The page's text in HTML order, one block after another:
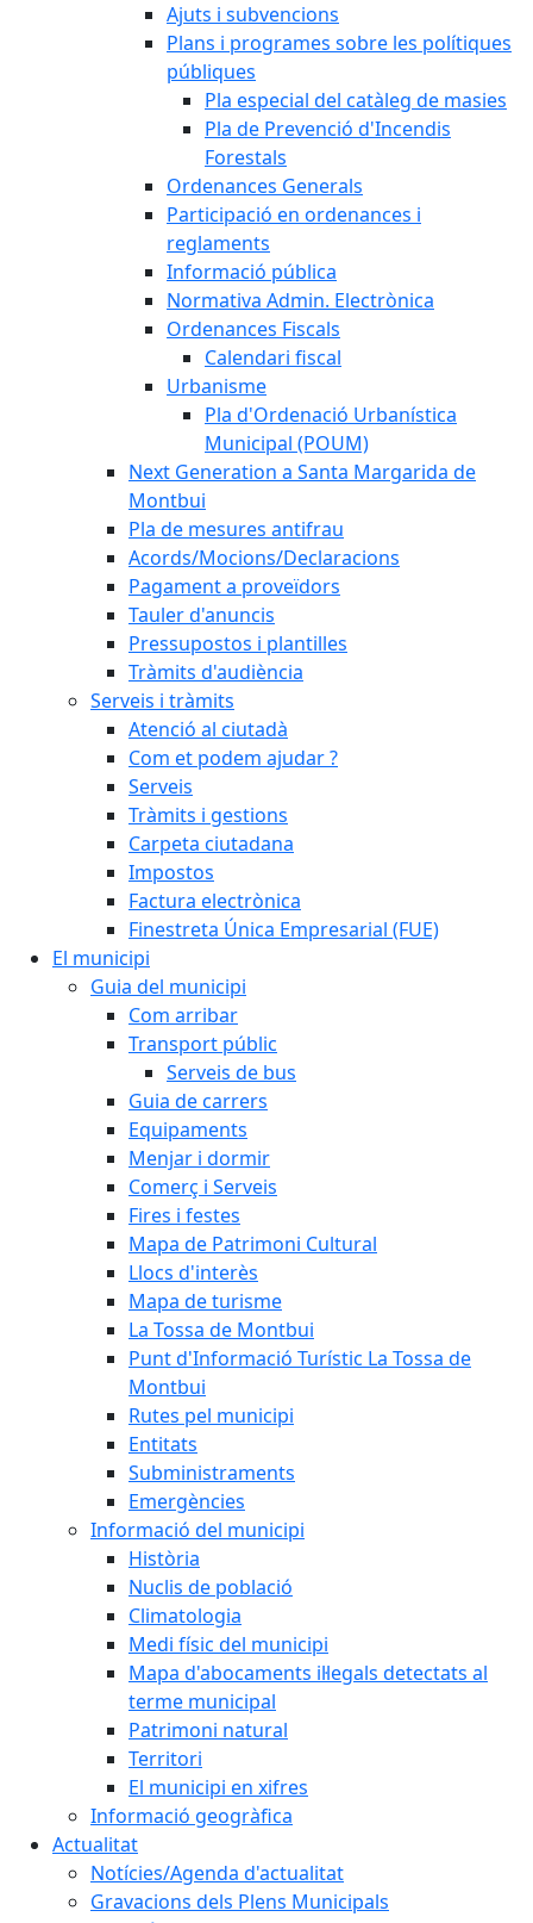
Ajuts i subvencions
Plans i programes sobre les polítiques
públiques
Pla especial del catàleg de masies
Pla de Prevenció d'Incendis
Forestals
Ordenances Generals
Participació en ordenances i
reglaments
Informació pública
Normativa Admin. Electrònica
Ordenances Fiscals
Calendari fiscal
Urbanisme
Pla d'Ordenació Urbanística
Municipal (POUM)
Next Generation a Santa Margarida de
Montbui
Pla de mesures antifrau
Acords/Mocions/Declaracions
Pagament a proveïdors
Tauler d'anuncis
Pressupostos i plantilles
Tràmits d'audiència
Serveis i tràmits
Atenció al ciutadà
Com et podem ajudar ?
Serveis
Tràmits i gestions
Carpeta ciutadana
Impostos
Factura electrònica
Finestreta Única Empresarial (FUE)
El municipi
Guia del municipi
Com arribar
Transport públic
Serveis de bus
Guia de carrers
Equipaments
Menjar i dormir
Comerç i Serveis
Fires i festes
Mapa de Patrimoni Cultural
Llocs d'interès
Mapa de turisme
La Tossa de Montbui
Punt d'Informació Turístic La Tossa de
Montbui
Rutes pel municipi
Entitats
Subministraments
Emergències
Informació del municipi
Història
Nuclis de població
Climatologia
Medi físic del municipi
Mapa d'abocaments il·legals detectats al
terme municipal
Patrimoni natural
Territori
El municipi en xifres
Informació geogràfica
Actualitat
Notícies/Agenda d'actualitat
Gravacions dels Plens Municipals